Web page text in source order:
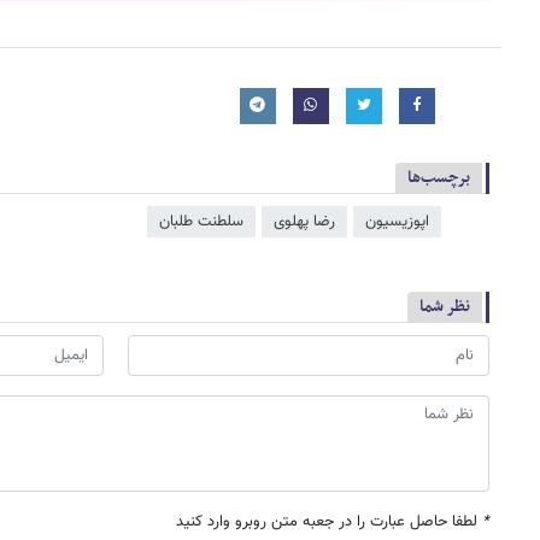
برچسب‌ها
اپوزیسیون رضا پهلوی سلطنت طلبان
نظر شما
* لطفا حاصل عبارت را در جعبه متن روبرو وارد کنید